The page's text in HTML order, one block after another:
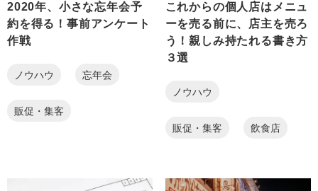
2020年、小さな忘年会予
約を得る！事前アンケート
作戦
ノウハウ 忘年会
販促・集客
これからの個人店はメニュ
ーを売る前に、店主を売ろ
う！親しみ持たれる書き方
３選
ノウハウ
販促・集客 飲食店